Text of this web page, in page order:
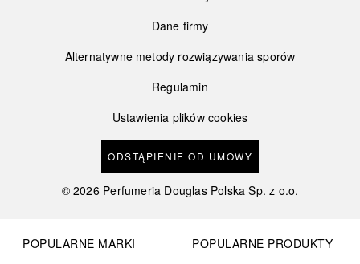
Dane firmy
Alternatywne metody rozwiązywania sporów
Regulamin
Ustawienia plików cookies
ODSTĄPIENIE OD UMOWY
©2026 Perfumeria Douglas Polska Sp. z o.o.
POPULARNE MARKI
POPULARNE PRODUKTY